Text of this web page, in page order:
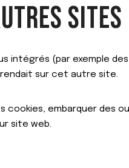
SITES
intégrés (par exemple
rendait sur cet autre site.
embarquer des
site web.